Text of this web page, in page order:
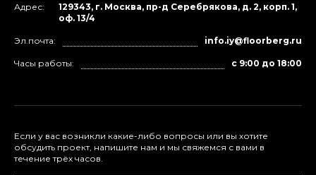
Адрес:
129343, г. Москва, пр-д Серебрякова, д. 2, корп. 1,
оф. 13/4
Эл.почта: info.iy@floorberg.ru
Часы работы: с 9:00 до 18:00
Если у вас возникли какие-либо вопросы или вы хотите
обсудить проект, напишите нам и мы свяжемся с вами в
течение трёх часов.